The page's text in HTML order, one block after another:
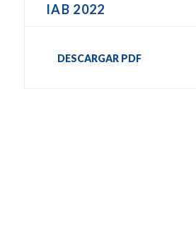
IAB 2022
DESCARGAR PDF